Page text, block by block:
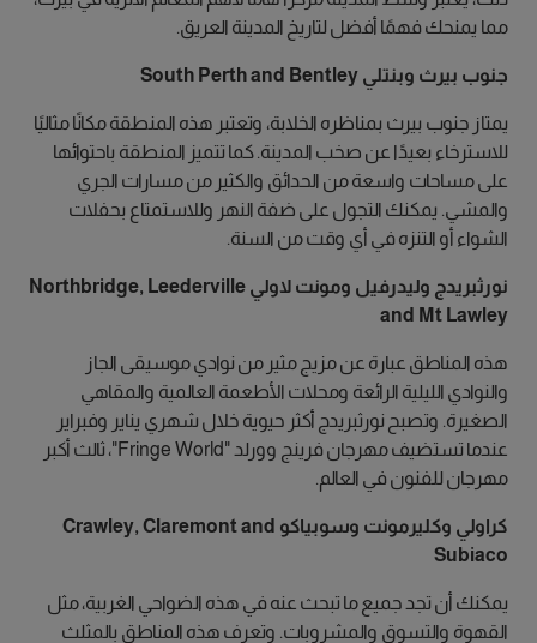
مما يمنحك فهمًا أفضل لتاريخ المدينة العريق.
جنوب بيرث وبنتلي South Perth and Bentley
يمتاز جنوب بيرث بمناظره الخلابة، وتعتبر هذه المنطقة مكانًا مثاليًا
للاسترخاء بعيدًا عن صخب المدينة. كما تتميز المنطقة باحتوائها
على مساحات واسعة من الحدائق والكثير من مسارات الجري
والمشي. يمكنك التجول على ضفة النهر وللاستمتاع بحفلات
الشواء أو التنزه في أي وقت من السنة.
نورثبريدج وليدرفيل ومونت لاولي Northbridge, Leederville
and Mt Lawley
هذه المناطق عبارة عن مزيج مثير من نوادي موسيقى الجاز
والنوادي الليلية الرائعة ومحلات الأطعمة العالمية والمقاهي
الصغيرة. وتصبح نورثبريدج أكثر حيوية خلال شهري يناير وفبراير
عندما تستضيف مهرجان فرينج وورلد "Fringe World"، ثالث أكبر
مهرجان للفنون في العالم.
كراولي وكليرمونت وسوبياكو Crawley, Claremont and
Subiaco
يمكنك أن تجد جميع ما تبحث عنه في هذه الضواحي الغربية، مثل
القهوة والتسوق والمشروبات. وتعرف هذه المناطق بالمثلث